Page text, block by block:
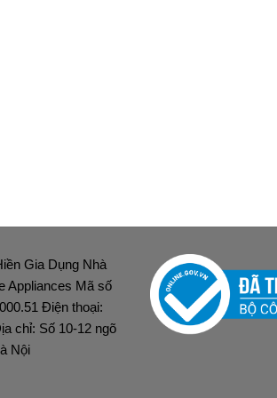
Gia Dụng Nhà
Appliances Mã số
Điện thoại:
chỉ: Số 10-12 ngõ
Nội